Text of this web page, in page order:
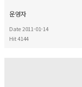
운영자
Date 2011-01-14
Hit 4144